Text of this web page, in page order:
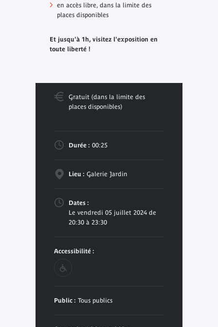
en accès libre, dans la limite des
places disponibles
Et jusqu'à 1h, visitez l'exposition en
toute liberté !
Gratuit (dans la limite des
places disponibles)
Durée : 00:25
Lieu : Galerie Jardin
Dates :
Le vendredi 05 juillet 2024 de
20:30 à 23:30
Accessibilité :
Public : Tous publics